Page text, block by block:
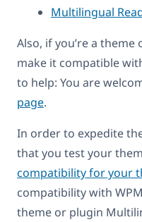
Multilingual
Also, if you’re a
make it compatible
to help: You are
page.
In order to expedite
that you test your
compatibility for your
compatibility with
theme or plugin